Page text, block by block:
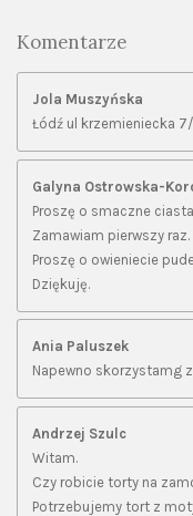
Komentarze
Jola Muszyńska
Łódź ul krzemieniecka
Galyna Ostrowska-
Proszę o smaczne
Zamawiam pierwszy raz.
Proszę o owieniecie
Dziękuję.
Ania Paluszek
Napewno skorzystamg
Andrzej Szulc
Witam.
Czy robicie torty na
Potrzebujemy tort z